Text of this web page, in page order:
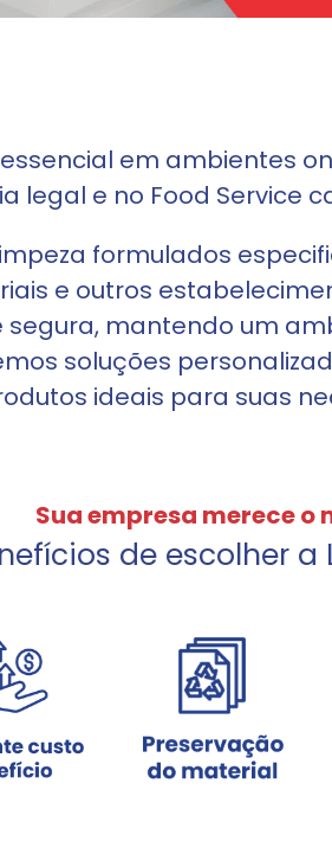
em ambientes
legal e no Food Service
formulados
e outros
mantendo um
soluções
ideais para suas
Sua empresa merece o
de escolher a